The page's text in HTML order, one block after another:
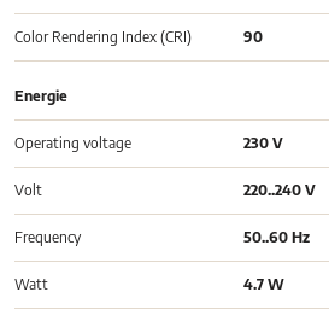
Color Rendering Index (CRI) 90
Energie
Operating voltage 230 V
Volt 220..240 V
Frequency 50..60 Hz
Watt 4.7 W